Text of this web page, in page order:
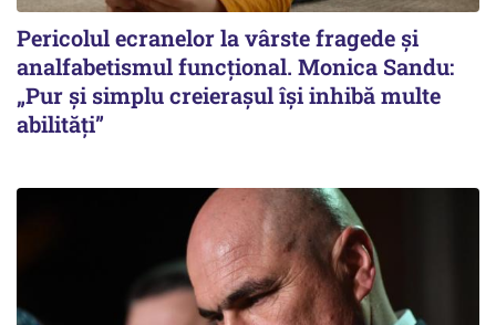
Pericolul ecranelor la vârste fragede și
analfabetismul funcțional. Monica Sandu:
„Pur și simplu creierașul își inhibă multe
abilități”